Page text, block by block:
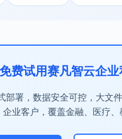
费试用赛凡智云企业
部署，数据安全可控，大文
企业客户，覆盖金融、医疗